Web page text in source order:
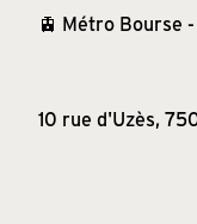
🚊 Métro Bourse
10 rue d'Uzès,